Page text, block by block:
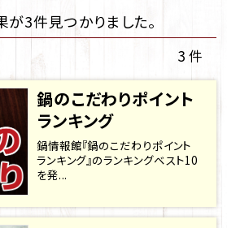
が3件見つかりました。
3 件
鍋のこだわりポイント
ランキング
鍋情報館『鍋のこだわりポイント
ランキング』のランキングベスト10
を発...